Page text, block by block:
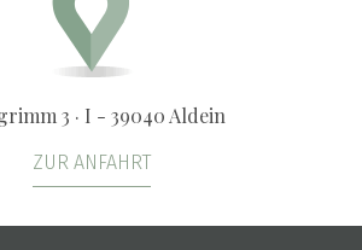
3 · I - 39040 Aldein
ZUR ANFAHRT